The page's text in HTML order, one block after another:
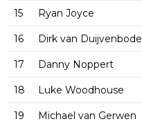
15 Ryan Joyce
16 Dirk van Duijvenbode
17 Danny Noppert
18 Luke Woodhouse
19 Michael van Gerwen